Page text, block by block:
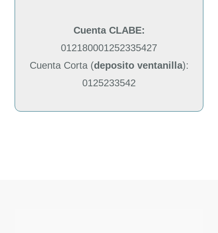
Cuenta CLABE:
012180001252335427
Cuenta Corta (deposito ventanilla):
0125233542